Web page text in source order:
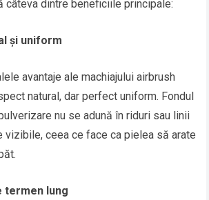
câteva dintre beneficiile principale:
și uniform
avantaje ale machiajului airbrush
natural, dar perfect uniform. Fondul
nu se adună în riduri sau linii
vizibile, ceea ce face ca pielea să arate
termen lung